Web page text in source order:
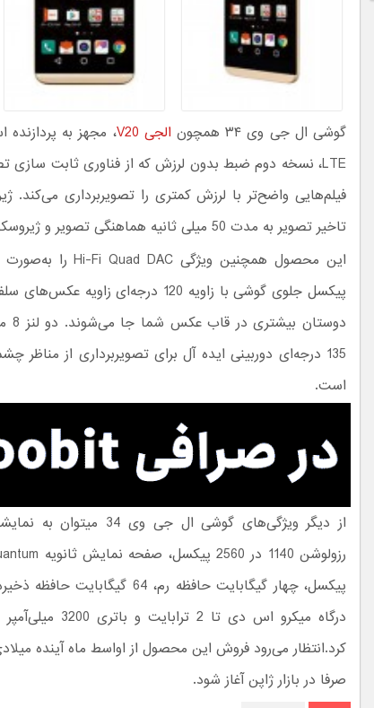
گوشی ال جی وی ۳۴ همچون الجی V20
تاخیر تصویر به مدت 50 میلی ثانیه هماهنگی تصویر و ژیروسکوب را بیشتر می‌کند.
پیکسل جلوی گوشی با زاویه 120
135 درجه‌ای دوربینی ایده آل برای تصویربرداری از
است.
پیکسل، چهار گیگابایت حافظه رم،
درگاه میکرو اس
کرد.انتظار می‌رود فروش این محصول از اواسط ماه آینده
صرفا در بازار ژاپن آغاز شود.